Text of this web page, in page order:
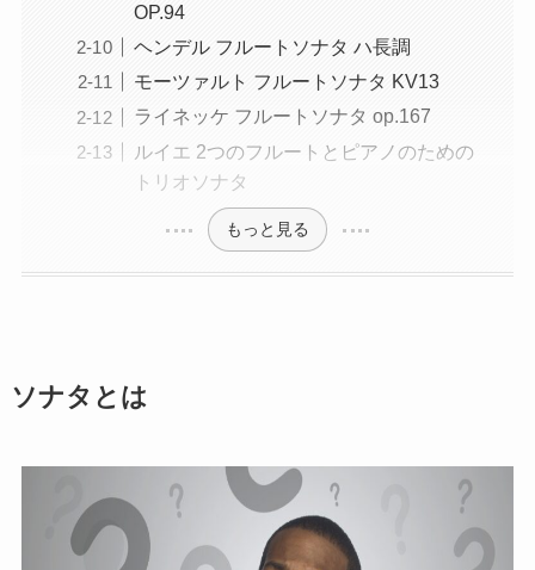
OP.94
ヘンデル フルートソナタ ハ長調
モーツァルト フルートソナタ KV13
ライネッケ フルートソナタ op.167
ルイエ 2つのフルートとピアノのための
トリオソナタ
もっと見る
ソナタとは